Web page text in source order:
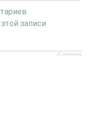
записи
JComments